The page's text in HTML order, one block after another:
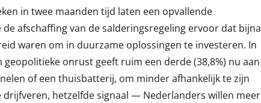
in twee maanden tijd laten een opvallende
afschaffing van de salderingsregeling ervoor dat bijna
waren om in duurzame oplossingen te investeren. In
onrust geeft ruim een derde (38,8%) nu aan
of een thuisbatterij, om minder afhankelijk te zijn
hetzelfde signaal — Nederlanders willen meer